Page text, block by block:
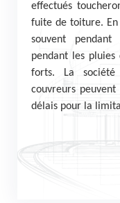
effectués
fuite de toiture.
souvent pendant
pendant les pluies
forts. La
couvreurs
délais pour la